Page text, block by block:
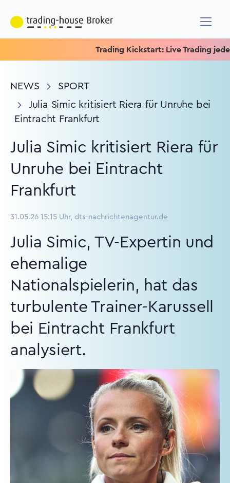
Trading Kickstart: Live Trading jeden
NEWS
SPORT
Julia Simic kritisiert Riera für Unruhe bei
Eintracht Frankfurt
Julia Simic kritisiert Riera für
Unruhe bei Eintracht
Frankfurt
31.05.26 15:15 Uhr, dts-nachrichtenagentur.de
Julia Simic, TV-Expertin und
ehemalige
Nationalspielerin, hat das
turbulente Trainer-Karussell
bei Eintracht Frankfurt
analysiert.